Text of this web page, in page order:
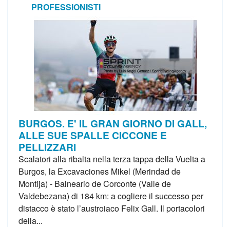
PROFESSIONISTI
BURGOS. E' IL GRAN GIORNO DI GALL,
ALLE SUE SPALLE CICCONE E
PELLIZZARI
Scalatori alla ribalta nella terza tappa della Vuelta a
Burgos, la Excavaciones Mikel (Merindad de
Montija) - Balneario de Corconte (Valle de
Valdebezana) di 184 km: a cogliere il successo per
distacco è stato l’austroiaco Felix Gall. Il portacolori
della...